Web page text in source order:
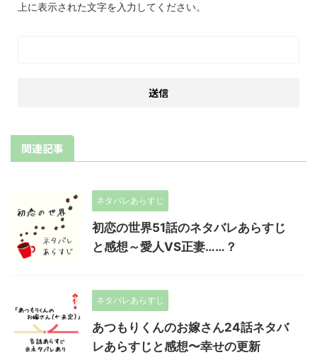
上に表示された文字を入力してください。
関連記事
ネタバレあらすじ
初恋の世界51話のネタバレあらすじ
と感想～愛人VS正妻……？
ネタバレあらすじ
あつもりくんのお嫁さん24話ネタバ
レあらすじと感想〜幸せの更新